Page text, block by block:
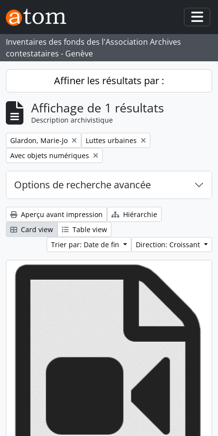
Skip to main content
Inventaires des fonds des l'Association Archives
contestataires - Genève
Affiner les résultats par :
Affichage de 1 résultats
Description archivistique
Remove filter:
Glardon, Marie-Jo Remove filter:
Luttes urbaines
Remove filter:
Avec objets numériques
Options de recherche avancée
Aperçu avant impression
Hiérarchie
Card view
Table view
Trier par: Date de fin
Direction: Croissant